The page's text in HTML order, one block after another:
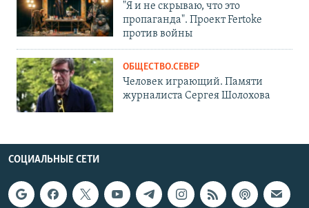
"Я и не скрываю, что это
пропаганда". Проект Fertoke
против войны
ОБЩЕСТВО.СЕВЕР
Человек играющий. Памяти
журналиста Сергея Шолохова
СОЦИАЛЬНЫЕ СЕТИ